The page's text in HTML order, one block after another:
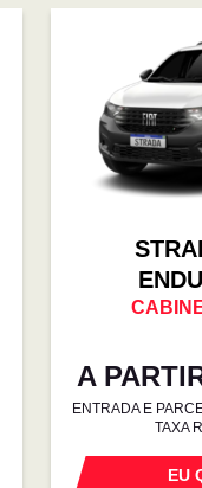
A
ENTRADA E
TAXA
EU